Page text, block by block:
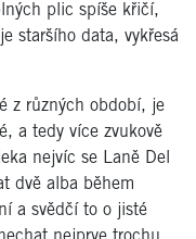
plic spíše křičí,
staršího data, vykřesá
z různých období, je
a tedy více zvukově
nejvíc se Laně Del
dvě alba během
a svědčí to o jisté